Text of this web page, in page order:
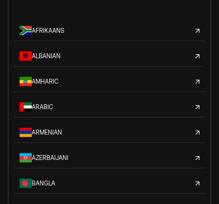
AFRIKAANS
ALBANIAN
AMHARIC
ARABIC
ARMENIAN
AZERBAIJANI
BANGLA